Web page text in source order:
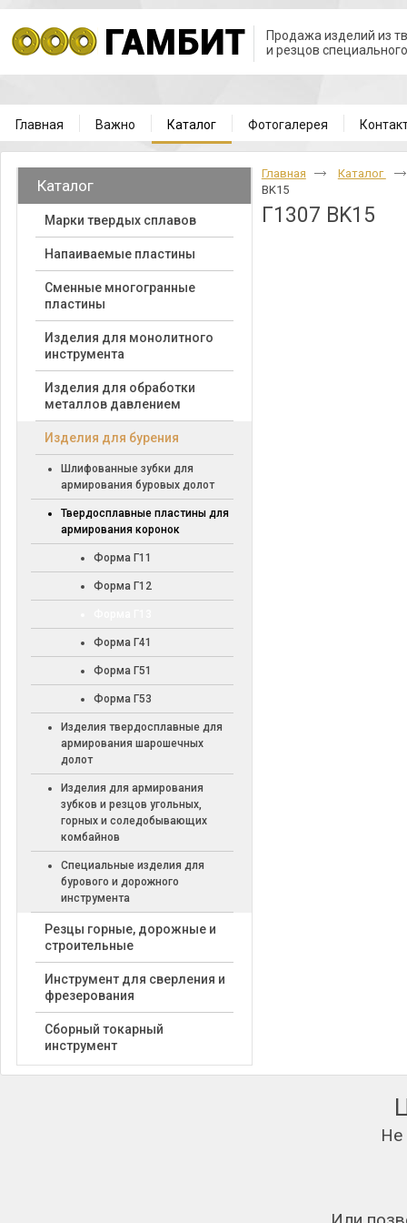
Продажа изделий из
и резцов
Главная Важно Каталог Фотогалерея
Каталог
Марки твердых сплавов
Напаиваемые пластины
Cменные многогранные
пластины
Изделия для монолитного
инструмента
Изделия для обработки
металлов давлением
Изделия для бурения
Шлифованные зубки для
армирования буровых долот
Твердосплавные пластины для
армирования коронок
Форма Г11
Форма Г12
Форма Г41
Форма Г51
Форма Г53
Изделия твердосплавные для
армирования шарошечных
долот
Изделия для армирования
зубков и резцов угольных,
горных и соледобывающих
комбайнов
Специальные изделия для
бурового и дорожного
инструмента
Резцы горные, дорожные и
строительные
Инструмент для сверления и
фрезерования
Сборный токарный
инструмент
Главная
Каталог
BK15
Г1307 BK15
Не